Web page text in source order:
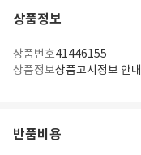
상품정보
상품번호41446155
상품정보상품고시정보 안내
반품비용